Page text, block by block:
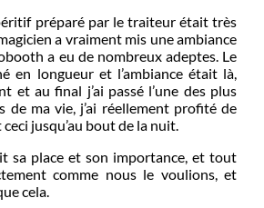
préparé par le traiteur était très
a vraiment mis une ambiance
a eu de nombreux adeptes. Le
en longueur et l’ambiance était là,
et au final j’ai passé l’une des plus
de ma vie, j’ai réellement profité de
jusqu’au bout de la nuit.
sa place et son importance, et tout
comme nous le voulions, et
cela.